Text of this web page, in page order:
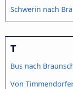
Schwerin nach
T
Bus nach
Von